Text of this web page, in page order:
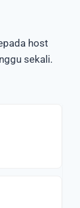
host
sekali.